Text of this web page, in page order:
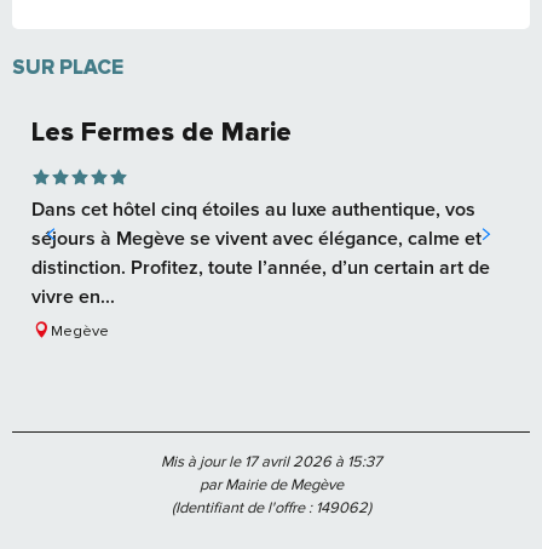
SUR PLACE
Les Fermes de Marie
Dans cet hôtel cinq étoiles au luxe authentique, vos
séjours à Megève se vivent avec élégance, calme et
distinction. Profitez, toute l’année, d’un certain art de
vivre en...
Megève
Mis à jour le 17 avril 2026 à 15:37
par Mairie de Megève
(Identifiant de l'offre : 149062)